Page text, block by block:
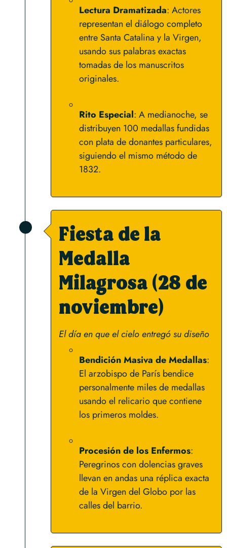
Lectura Dramatizada: Actores
representan el diálogo completo
entre Santa Catalina y la Virgen,
usando sus palabras exactas
tomadas de los manuscritos
originales.
Rito Especial: A medianoche, se
distribuyen 100 medallas fundidas
con plata de donantes particulares,
siguiendo el mismo método de
1832.
Fiesta de la
Medalla
Milagrosa (28 de
noviembre)
El día en que el cielo entregó su diseño
Bendición Masiva de Medallas:
El arzobispo de París bendice
personalmente miles de medallas
usando el relicario que contiene
los primeros moldes.
Procesión de los Enfermos:
Peregrinos con dolencias graves
llevan en andas una réplica exacta
de la Virgen del Globo por las
calles del barrio.